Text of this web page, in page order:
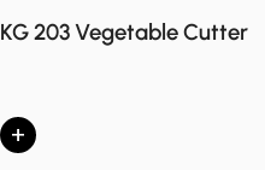
KG 203 Vegetable Cutter
+